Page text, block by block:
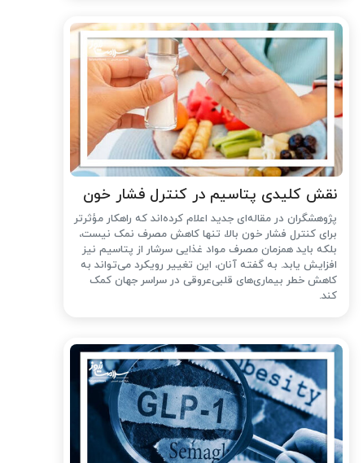
نقش کلیدی پتاسیم در کنترل فشار خون
پژوهشگران در مقاله‌ای جدید اعلام کرده‌اند که راهکار مؤثرتر
برای کنترل فشار خون بالا، تنها کاهش مصرف نمک نیست،
بلکه باید همزمان مصرف مواد غذایی سرشار از پتاسیم نیز
افزایش یابد. به گفته آنان، این تغییر رویکرد می‌تواند به
کاهش خطر بیماری‌های قلبی‌عروقی در سراسر جهان کمک
کند.